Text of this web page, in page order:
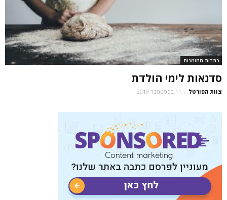
כתבות ממומנות
סדנאות לימי הולדת
צוות הפורטל - 11 בספטמבר 2019